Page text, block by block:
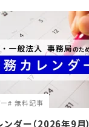
無料記事
ンダー（2026年9月）